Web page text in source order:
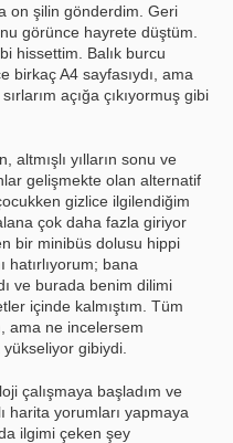
on şilin gönderdim. Geri
görünce hayrete düştüm.
hissettim. Balık burcu
birkaç A4 sayfasıydı, ama
açığa çıkıyormuş gibi
altmışlı yılların sonu ve
gelişmekte olan alternatif
gizlice ilgilendiğim
çok daha fazla giriyor
bir minibüs dolusu hippi
hatırlıyorum; bana
ve burada benim dilimi
içinde kalmıştım. Tüm
ama ne incelersem
gibiydi.
çalışmaya başladım ve
harita yorumları yapmaya
ilgimi çeken şey